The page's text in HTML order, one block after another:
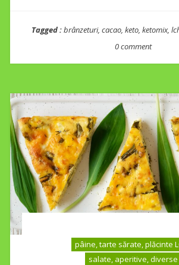
Tagged :brânzeturi, cacao, keto, ketomix,
0 comment
pâine, tarte sărate, plăcinte
salate, aperitive, diverse